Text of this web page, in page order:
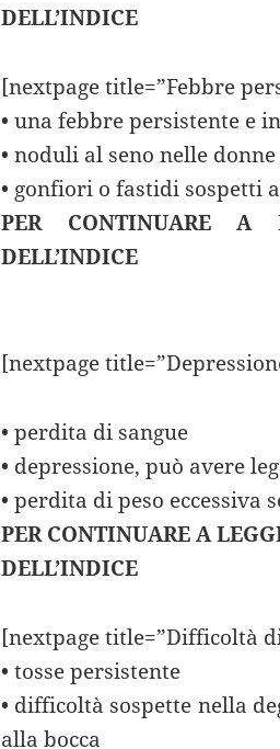
DELL’INDICE
[nextpage title=”Febbre
• una febbre persistente e
• noduli al seno nelle donne
• gonfiori o fastidi sospetti
PER CONTINUARE A
DELL’INDICE
[nextpage
• perdita di sangue
• depressione, può avere
• perdita di peso eccessiva
PER CONTINUARE A
DELL’INDICE
[nextpage title=”Difficoltà
• tosse persistente
• difficoltà sospette nella
alla bocca